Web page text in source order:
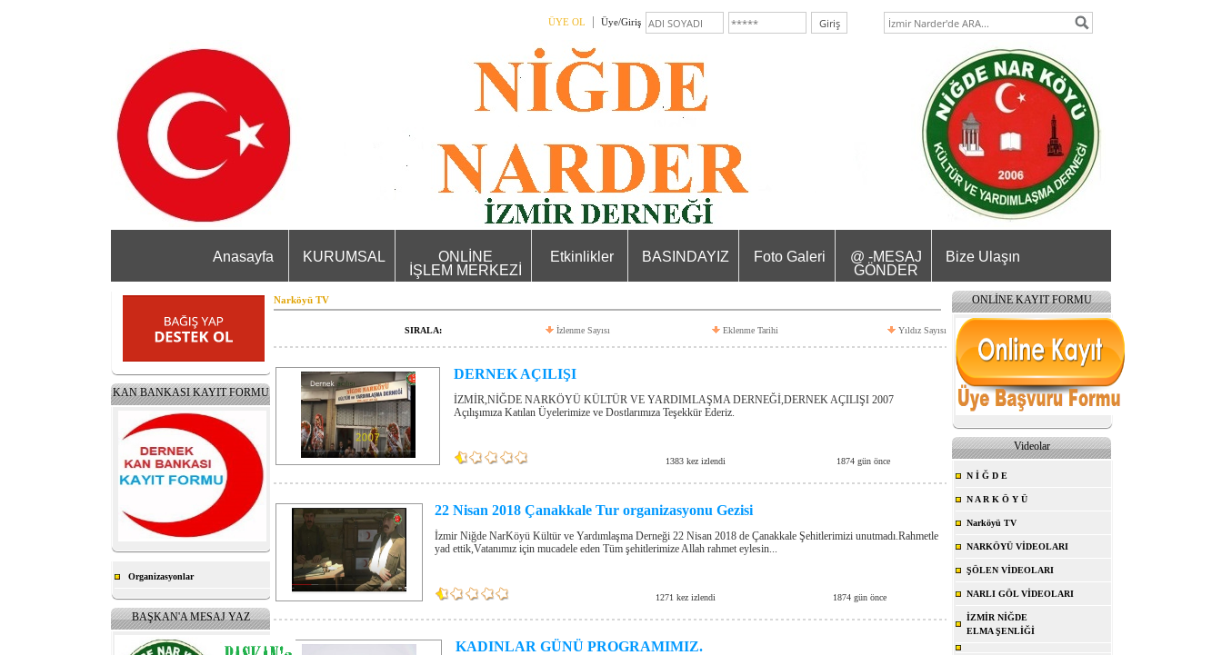
ÜYE OL Üye/Giriş
Anasayfa KURUMSAL
ONLİNE
İŞLEM MERKEZİ
Etkinlikler BASINDAYIZ Foto Galeri
@ -MESAJ
GÖNDER
Bize Ulaşın
KAN BANKASI KAYIT FORMU
Organizasyonlar
BAŞKAN'A MESAJ YAZ
Narköyü TV
SIRALA: İzlenme Sayısı Eklenme Tarihi Yıldız Sayısı
DERNEK AÇILIŞI
İZMİR,NİĞDE NARKÖYÜ KÜLTÜR VE YARDIMLAŞMA DERNEĞİ,DERNEK AÇILIŞI 2007
Açılışımıza Katılan Üyelerimize ve Dostlarımıza Teşekkür Ederiz.
1383 kez izlendi 1874 gün önce
22 Nisan 2018 Çanakkale Tur organizasyonu Gezisi
İzmir Niğde NarKöyü Kültür ve Yardımlaşma Derneği 22 Nisan 2018 de Çanakkale Şehitlerimizi unutmadı.Rahmetle
yad ettik,Vatanımız için mucadele eden Tüm şehitlerimize Allah rahmet eylesin...
1271 kez izlendi 1874 gün önce
KADINLAR GÜNÜ PROGRAMIMIZ.
ONLİNE KAYIT FORMU
Videolar
N İ Ğ D E
N A R K Ö Y Ü
Narköyü TV
NARKÖYÜ VİDEOLARI
ŞÖLEN VİDEOLARI
NARLI GÖL VİDEOLARI
İZMİR NİĞDE
ELMA ŞENLİĞİ